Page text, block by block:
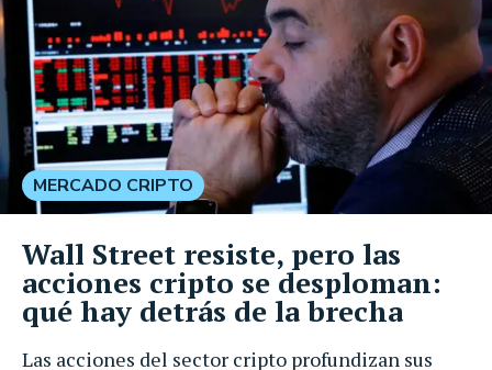
Las acciones del sector cripto profundizan sus
MERCADO CRIPTO
Wall Street resiste, pero las
acciones cripto se desploman:
qué hay detrás de la brecha